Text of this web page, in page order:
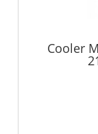
Cooler